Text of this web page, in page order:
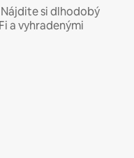
si dlhodobý
a vyhradenými